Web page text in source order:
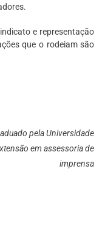
e representação
que o rodeiam são
pela Universidade
em assessoria de
imprensa